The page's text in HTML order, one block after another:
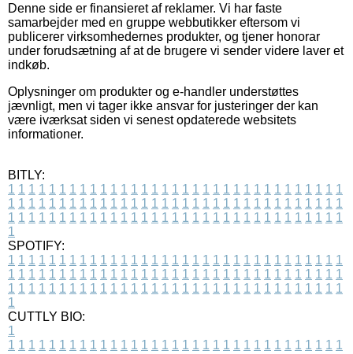
Denne side er finansieret af reklamer. Vi har faste
samarbejder med en gruppe webbutikker eftersom vi
publicerer virksomhedernes produkter, og tjener honorar
under forudsætning af at de brugere vi sender videre laver et
indkøb.
Oplysninger om produkter og e-handler understøttes
jævnligt, men vi tager ikke ansvar for justeringer der kan
være iværksat siden vi senest opdaterede websitets
informationer.
BITLY:
1 1 1 1 1 1 1 1 1 1 1 1 1 1 1 1 1 1 1 1 1 1 1 1 1 1 1 1 1 1 1 1 1
1 1 1 1 1 1 1 1 1 1 1 1 1 1 1 1 1 1 1 1 1 1 1 1 1 1 1 1 1 1 1 1 1
1 1 1 1 1 1 1 1 1 1 1 1 1 1 1 1 1 1 1 1 1 1 1 1 1 1 1 1 1 1 1 1 1
1
SPOTIFY:
1 1 1 1 1 1 1 1 1 1 1 1 1 1 1 1 1 1 1 1 1 1 1 1 1 1 1 1 1 1 1 1 1
1 1 1 1 1 1 1 1 1 1 1 1 1 1 1 1 1 1 1 1 1 1 1 1 1 1 1 1 1 1 1 1 1
1 1 1 1 1 1 1 1 1 1 1 1 1 1 1 1 1 1 1 1 1 1 1 1 1 1 1 1 1 1 1 1 1
1
CUTTLY BIO:
1
1 1 1 1 1 1 1 1 1 1 1 1 1 1 1 1 1 1 1 1 1 1 1 1 1 1 1 1 1 1 1 1 1